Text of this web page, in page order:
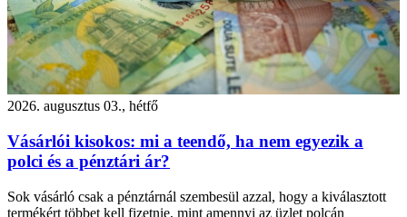
2026. augusztus 03., hétfő
Vásárlói kisokos: mi a teendő, ha nem egyezik a
polci és a pénztári ár?
Sok vásárló csak a pénztárnál szembesül azzal, hogy a kiválasztott
termékért többet kell fizetnie, mint amennyi az üzlet polcán